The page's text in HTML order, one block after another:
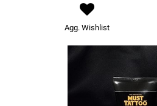
Agg. Wishlist